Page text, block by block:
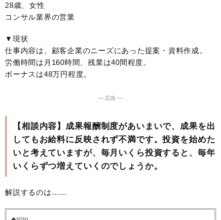
28歳、女性
コンサル業界の営業
▼現状
仕事内容は、顧客企業のニーズにあった提案・資料作成。
労働時間は月160時間、残業は40間程度。
ボーナスは48万円程度。
― 広告 ―
【相談内容】成果報酬制度があいまいで、成果を出
してもお給料に反映されず不満です。投資を始めた
いと考えていますが、毎月いくら投資すると、毎年
いくらずつ増えていくのでしょうか。
解説するのは……